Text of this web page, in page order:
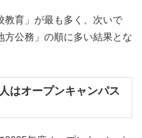
教育」が最も多く、次いで
方公務」の順に多い結果とな
はオープンキャンパス